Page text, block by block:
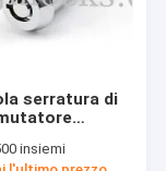
serratura di
Key della
insiemi